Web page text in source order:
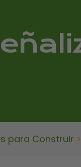
para Construir >